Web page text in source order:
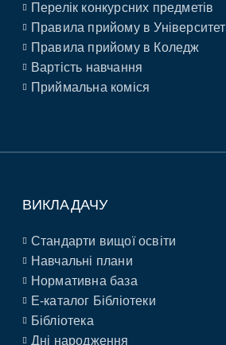
Перелік конкурсних предметів
Правила прийому в Університет
Правила прийому в Коледж
Вартість навчання
Приймальна коміся
ВИКЛАДАЧУ
Стандарти вищої освіти
Навчальні плани
Нормативна база
E-каталог Бібліотеки
Бібліотека
Дні народження